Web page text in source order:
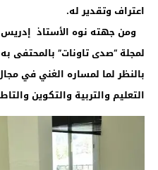
اعتراف وتقدير له.
ومن جهته نوه الأستاذ
لمجلة “صدى تاونات” بالمحتفى
بالنظر لما لمساره الغني في
التعليم والتربية والتكوين